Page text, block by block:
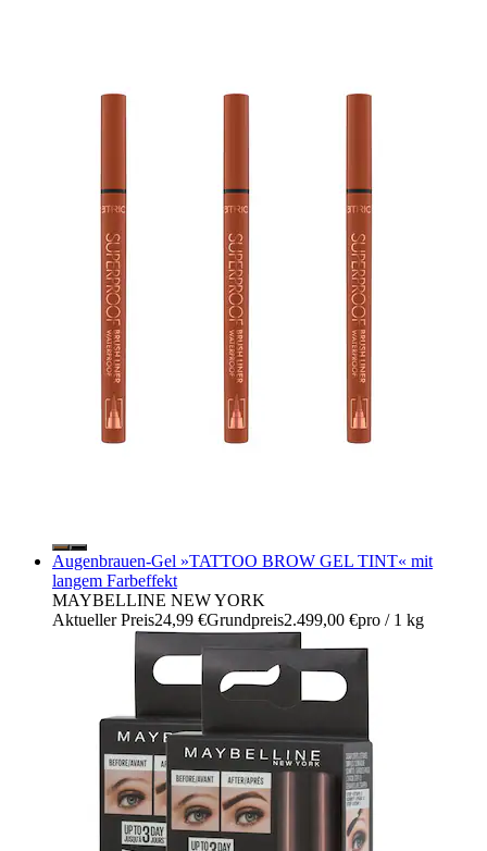
Augenbrauen-Gel »TATTOO BROW GEL TINT« mit
langem Farbeffekt
MAYBELLINE NEW YORK
Aktueller Preis24,99 €Grundpreis2.499,00 €pro / 1 kg